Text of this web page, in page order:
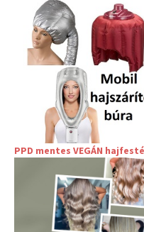
PPD mentes VEGÁN